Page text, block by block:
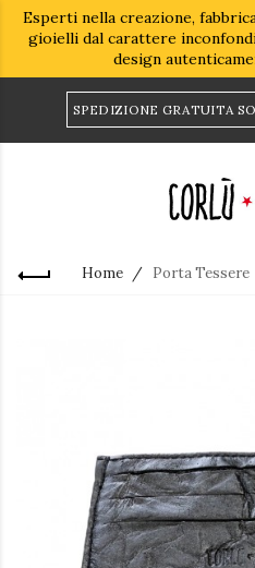
Esperti nella creazione,
gioielli dal carattere
design
SPEDIZIONE GRATUITA
Home Porta Tessere